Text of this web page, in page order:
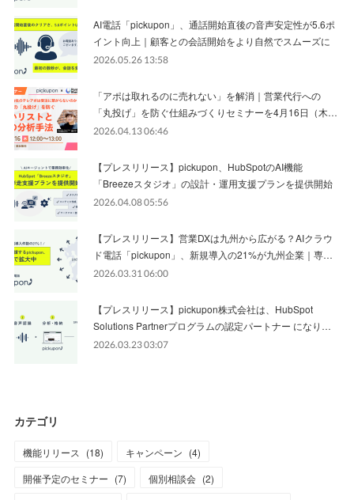
AI電話「pickupon」、通話開始直後の音声安定性が5.6ポ
イント向上｜顧客との会話開始をより自然でスムーズに
2026.05.26 13:58
「アポは取れるのに売れない」を解消｜営業代行への
「丸投げ」を防ぐ仕組みづくりセミナーを4月16日（木…
2026.04.13 06:46
【プレスリリース】pickupon、HubSpotのAI機能
「Breezeスタジオ」の設計・運用支援プランを提供開始
2026.04.08 05:56
【プレスリリース】営業DXは九州から広がる？AIクラウ
ド電話「pickupon」、新規導入の21%が九州企業｜専…
2026.03.31 06:00
【プレスリリース】pickupon株式会社は、HubSpot
Solutions Partnerプログラムの認定パートナー になり…
2026.03.23 03:07
カテゴリ
機能リリース (18) キャンペーン (4)
開催予定のセミナー (7) 個別相談会 (2)